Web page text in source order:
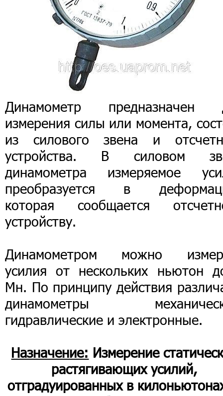
Динамометр предназначен
измерения силы или момента,
из силового звена и
устройства. В силовом
динамометра измеряемое
преобразуется в
которая сообщается
устройству.
Динамометром можно
усилия от нескольких ньютон
Мн. По принципу действия
динамометры
гидравлические и электронные.
Назначение: Измерение
растягивающих усилий,
отградуированных в